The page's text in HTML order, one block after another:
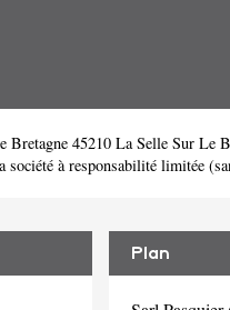
45210 La Selle Sur Le
à responsabilité limitée
Plan